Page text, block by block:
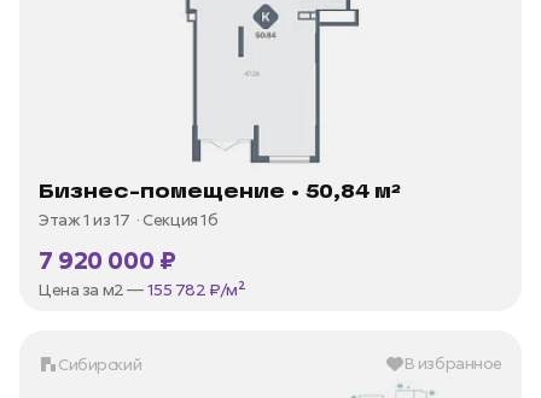
Бизнес-помещение • 50,84 м²
Этаж 1 из 17 Секция 1б
7 920 000 ₽
Цена за м2 —155 782 ₽/м²
Сибирский В избранное